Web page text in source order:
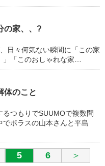
の家、、?
日々何気ない瞬間に「この家
「このおしゃれな家…
体のこと
つもりでSUUMOで複数問
ポラスの山本さんと平島
5 6 ＞